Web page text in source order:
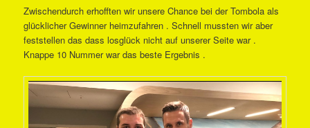
Zwischendurch erhofften wir unsere Chance bei der Tombola als
glücklicher Gewinner heimzufahren . Schnell mussten wir aber
feststellen das dass losglück nicht auf unserer Seite war .
Knappe 10 Nummer war das beste Ergebnis .